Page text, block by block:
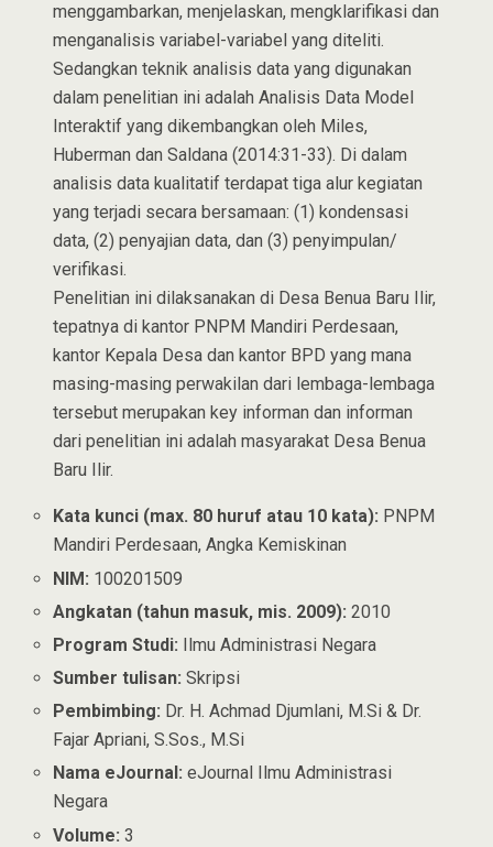
menggambarkan, menjelaskan, mengklarifikasi dan
menganalisis variabel-variabel yang diteliti.
Sedangkan teknik analisis data yang digunakan
dalam penelitian ini adalah Analisis Data Model
Interaktif yang dikembangkan oleh Miles,
Huberman dan Saldana (2014:31-33). Di dalam
analisis data kualitatif terdapat tiga alur kegiatan
yang terjadi secara bersamaan: (1) kondensasi
data, (2) penyajian data, dan (3) penyimpulan/
verifikasi.
Penelitian ini dilaksanakan di Desa Benua Baru Ilir,
tepatnya di kantor PNPM Mandiri Perdesaan,
kantor Kepala Desa dan kantor BPD yang mana
masing-masing perwakilan dari lembaga-lembaga
tersebut merupakan key informan dan informan
dari penelitian ini adalah masyarakat Desa Benua
Baru Ilir.
Kata kunci (max. 80 huruf atau 10 kata): PNPM
Mandiri Perdesaan, Angka Kemiskinan
NIM: 100201509
Angkatan (tahun masuk, mis. 2009): 2010
Program Studi: Ilmu Administrasi Negara
Sumber tulisan: Skripsi
Pembimbing: Dr. H. Achmad Djumlani, M.Si & Dr.
Fajar Apriani, S.Sos., M.Si
Nama eJournal: eJournal Ilmu Administrasi
Negara
Volume: 3